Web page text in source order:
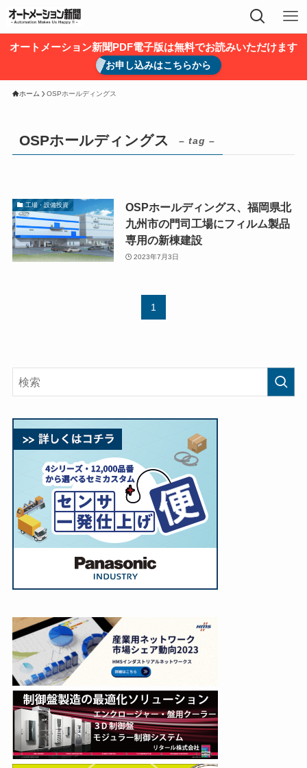
オートメーション新聞PDF電子版は無料でお読みいただけます
お申し込みはこちらから
ホーム OSPホールディングス
OSPホールディングス – tag –
工場・設備投資
OSPホールディングス、福岡県北
九州市の門司工場にフィルム製品
専用の新棟建設
2023年7月3日
1